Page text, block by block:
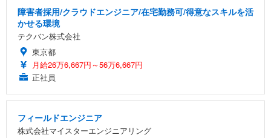
障害者採用/クラウドエンジニア/在宅勤務可/得意なスキルを活
かせる環境
テクバン株式会社
東京都
月給26万6,667円～56万6,667円
正社員
フィールドエンジニア
株式会社マイスターエンジニアリング